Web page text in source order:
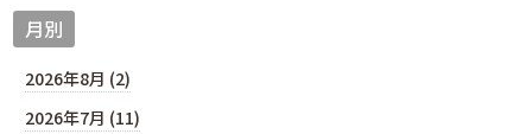
月別
2026年8月 (2)
2026年7月 (11)